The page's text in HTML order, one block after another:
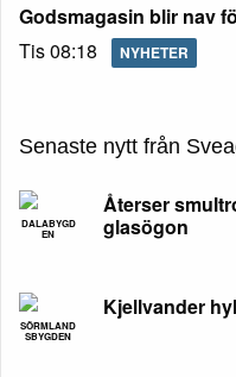
Godsmagasin blir nav
Tis 08:18
NYHETER
Senaste nytt från
DALABYGD
EN
Återser
glasögon
SÖRMLAND
SBYGDEN
Kjellvander